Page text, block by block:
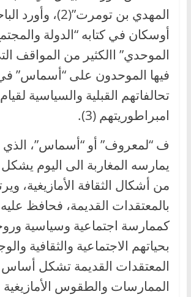
المهدي بن
أوسكان في كتابه “الدولة
الموحدي” االكثير من المواقف
فيها الموحدون على “أسماس”
تحالفاتهم القبلية والسياسية لقيام
امبراطوريتهم (3).
ف “لمعروف” أو “أسماس”، الذي
يمارسه المغاربة الى اليوم
من أشكال الثقافة الأمازيغية،
بالمعتقدات القديمة، فحافظ عليه
كممارسة اجتماعية وسياسية
بحياتهم الاجتماعية والثقافية
المعتقدات القديمة تشكل أساس
الممارسات والطقوس الأمازيغية